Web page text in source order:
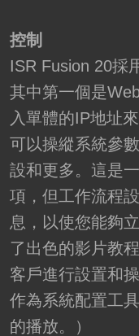
控制
ISR Fusion 20採
其中第一個是
入單體的IP地址
可以操縱系統參
設和更多。這是
項，但工作流程
息，以使您能夠
了出色的影片教
客戶進行設置和
作為系統配置工
的播放。）